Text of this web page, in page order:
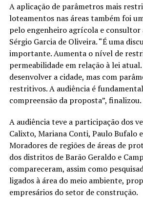
A aplicação de parâmetros mais
loteamentos nas áreas também foi
pelo engenheiro agrícola e consultor
Sérgio Garcia de Oliveira. “É uma
importante. Aumenta o nível de
permeabilidade em relação à lei
desenvolver a cidade, mas com
restritivos. A audiência é
compreensão da proposta”, finalizou.
A audiência teve a participação dos
Calixto, Mariana Conti, Paulo Bufalo
Moradores de regiões de áreas de
dos distritos de Barão Geraldo e
compareceram, assim como
ligados à área do meio ambiente,
empresários do setor de construção.